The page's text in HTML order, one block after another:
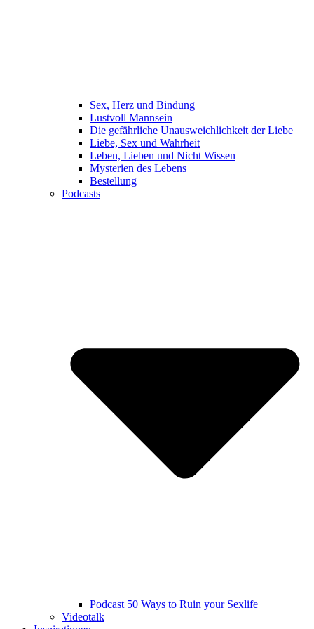
Sex, Herz und Bindung
Lustvoll Mannsein
Die gefährliche Unausweichlichkeit der Liebe
Liebe, Sex und Wahrheit
Leben, Lieben und Nicht Wissen
Mysterien des Lebens
Bestellung
Podcasts
Podcast 50 Ways to Ruin your Sexlife
Videotalk